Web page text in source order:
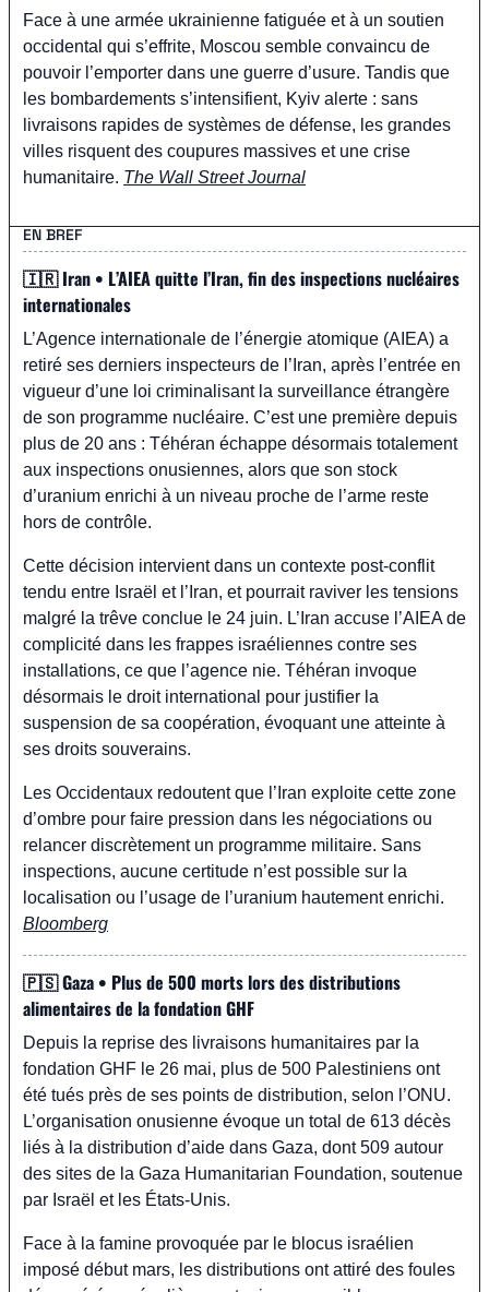
Face à une armée ukrainienne fatiguée et à un soutien
occidental qui s’effrite, Moscou semble convaincu de
pouvoir l’emporter dans une guerre d’usure. Tandis que
les bombardements s’intensifient, Kyiv alerte : sans
livraisons rapides de systèmes de défense, les grandes
villes risquent des coupures massives et une crise
humanitaire. The Wall Street Journal
EN BREF
🇮🇷 Iran • L’AIEA quitte l’Iran, fin des inspections nucléaires
internationales
L’Agence internationale de l’énergie atomique (AIEA) a
retiré ses derniers inspecteurs de l’Iran, après l’entrée en
vigueur d’une loi criminalisant la surveillance étrangère
de son programme nucléaire. C’est une première depuis
plus de 20 ans : Téhéran échappe désormais totalement
aux inspections onusiennes, alors que son stock
d’uranium enrichi à un niveau proche de l’arme reste
hors de contrôle.
Cette décision intervient dans un contexte post-conflit
tendu entre Israël et l’Iran, et pourrait raviver les tensions
malgré la trêve conclue le 24 juin. L’Iran accuse l’AIEA de
complicité dans les frappes israéliennes contre ses
installations, ce que l’agence nie. Téhéran invoque
désormais le droit international pour justifier la
suspension de sa coopération, évoquant une atteinte à
ses droits souverains.
Les Occidentaux redoutent que l’Iran exploite cette zone
d’ombre pour faire pression dans les négociations ou
relancer discrètement un programme militaire. Sans
inspections, aucune certitude n’est possible sur la
Bloomberg
🇵🇸 Gaza • Plus de 500 morts lors des distributions
alimentaires de la fondation GHF
Depuis la reprise des livraisons humanitaires par la
fondation GHF le 26 mai, plus de 500 Palestiniens ont
été tués près de ses points de distribution, selon l’ONU.
L’organisation onusienne évoque un total de 613 décès
liés à la distribution d’aide dans Gaza, dont 509 autour
des sites de la Gaza Humanitarian Foundation, soutenue
par Israël et les États-Unis.
Face à la famine provoquée par le blocus israélien
imposé début mars, les distributions ont attiré des foules